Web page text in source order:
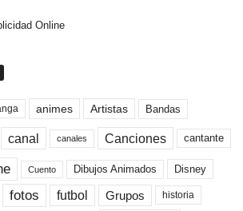
Online
animes Artistas Bandas
canal canales Canciones cantante
Cuento Dibujos Animados Disney
fotos futbol Grupos historia